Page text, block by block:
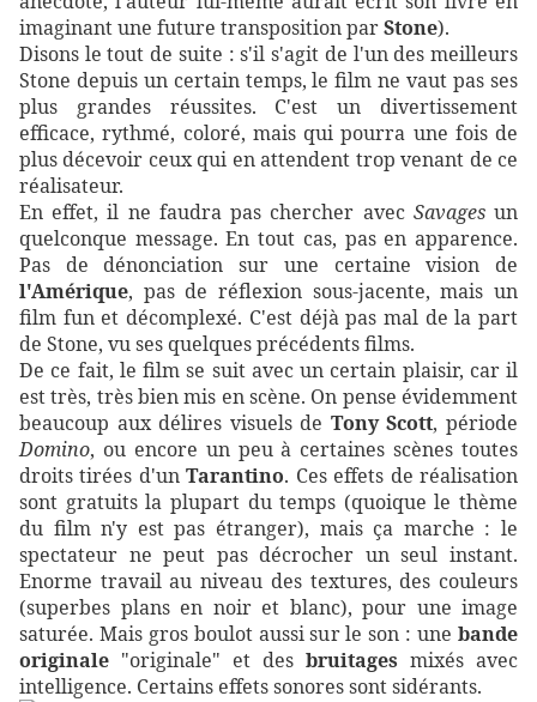
imaginant une future transposition parStone).
Disons le tout de suite : s'il s'agit de l'un des meilleurs
Stone depuis un certain temps, le film ne vaut pas ses
plus grandes réussites. C'est un divertissement
efficace, rythmé, coloré, mais qui pourra une fois de
plus décevoir ceux qui en attendent trop venant de ce
réalisateur.
En effet, il ne faudra pas chercher avec Savagesun
quelconque message. En tout cas, pas en apparence.
Pas de dénonciation sur une certaine vision de
l'Amérique, pas de réflexion sous-jacente, mais un
film fun et décomplexé. C'est déjà pas mal de la part
de Stone, vu ses quelques précédents films.
De ce fait, le film se suit avec un certain plaisir, car il
est très, très bien mis en scène. On pense évidemment
beaucoup aux délires visuels de Tony Scott, période
Domino, ou encore un peu à certaines scènes toutes
droits tirées d'unTarantino. Ces effets de réalisation
sont gratuits la plupart du temps (quoique le thème
du film n'y est pas étranger), mais ça marche : le
spectateur ne peut pas décrocher un seul instant.
Enorme travail au niveau des textures, des couleurs
(superbes plans en noir et blanc), pour une image
saturée. Mais gros boulot aussi sur le son : une bande
originale "originale" et des bruitages mixés avec
intelligence. Certains effets sonores sont sidérants.